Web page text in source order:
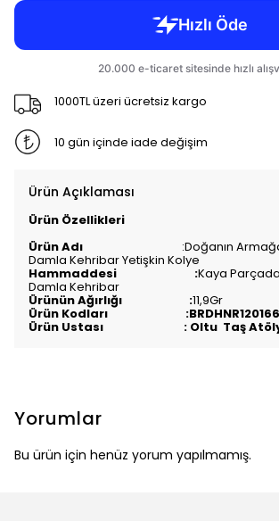
1000TL üzeri ücretsiz kargo
10 gün içinde iade değişim
Ürün Açıklaması
Ürün Özellikleri
Ürün Adı :Doğanın
Damla Kehribar Yetişkin Kolye
Hammaddesi :Kaya
Damla Kehribar
Ürünün Ağırlığı :11,9Gr
Ürün Kodları :BRDHNR120166
Ürün Ustası : Oltu Taş
Yorumlar
Bu ürün için henüz yorum yapılmamış.